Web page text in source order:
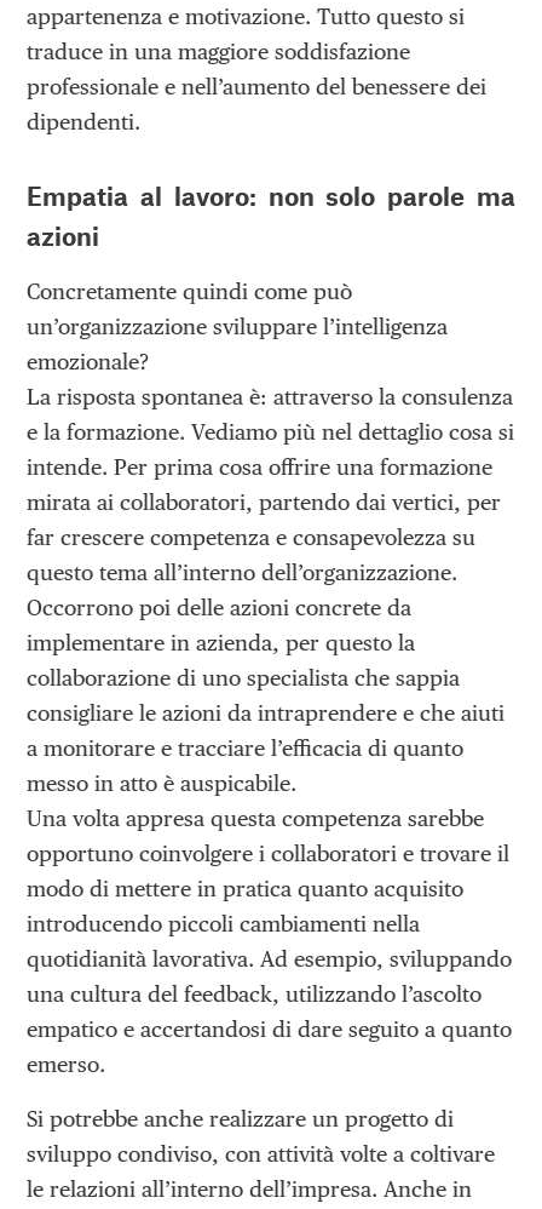
appartenenza e motivazione. Tutto questo si
traduce in una maggiore soddisfazione
professionale e nell’aumento del benessere dei
dipendenti.
Empatia al lavoro: non solo parole ma
azioni
Concretamente quindi come può
un’organizzazione sviluppare l’intelligenza
emozionale?
La risposta spontanea è: attraverso la consulenza
e la formazione. Vediamo più nel dettaglio cosa si
intende. Per prima cosa offrire una formazione
mirata ai collaboratori, partendo dai vertici, per
far crescere competenza e consapevolezza su
questo tema all’interno dell’organizzazione.
Occorrono poi delle azioni concrete da
implementare in azienda, per questo la
collaborazione di uno specialista che sappia
consigliare le azioni da intraprendere e che aiuti
a monitorare e tracciare l’efficacia di quanto
messo in atto è auspicabile.
Una volta appresa questa competenza sarebbe
opportuno coinvolgere i collaboratori e trovare il
modo di mettere in pratica quanto acquisito
introducendo piccoli cambiamenti nella
quotidianità lavorativa. Ad esempio, sviluppando
una cultura del feedback, utilizzando l’ascolto
empatico e accertandosi di dare seguito a quanto
emerso.
Si potrebbe anche realizzare un progetto di
sviluppo condiviso, con attività volte a coltivare
le relazioni all’interno dell’impresa. Anche in